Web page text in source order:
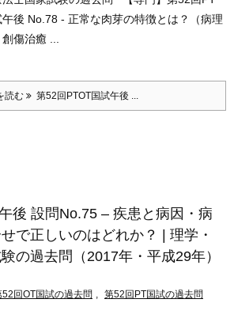
午後 No.78 - 正常な肉芽の特徴とは？（病理
傷治癒 ...
読む 第52回PTOT国試午後 ...
後 設問No.75 – 疾患と病因・病
で正しいのはどれか？ | 理学・
の過去問（2017年・平成29年）
52回OT国試の過去問 , 第52回PT国試の過去問